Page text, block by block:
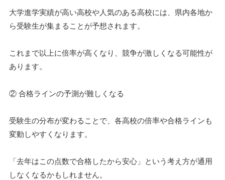
大学進学実績が高い高校や人気のある高校には、県内各地か
ら受験生が集まることが予想されます。
これまで以上に倍率が高くなり、競争が激しくなる可能性が
あります。
② 合格ラインの予測が難しくなる
受験生の分布が変わることで、各高校の倍率や合格ラインも
変動しやすくなります。
「去年はこの点数で合格したから安心」という考え方が通用
しなくなるかもしれません。